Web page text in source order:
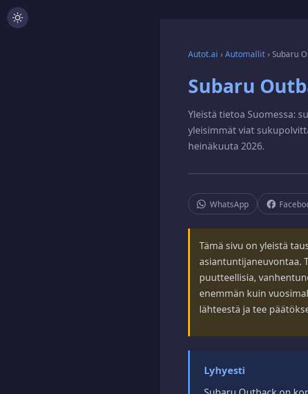
Autot.ai › Automallit › Subaru
Subaru
Yleistä tietoa Suomessa:
yleisimmät viat
heinäkuuta 2026.
WhatsApp
Tämä sivu on yleistä
asiantuntijaneuvontaa.
puutteellisia,
enemmän kuin
lähteestä ja tee
Lyhyesti